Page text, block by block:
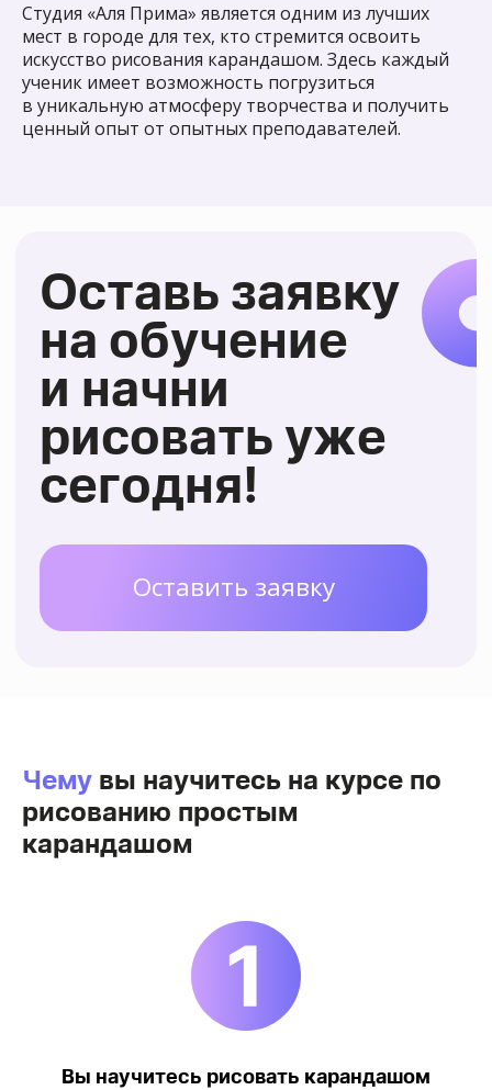
Студия «Аля Прима» является одним из лучших
мест в городе для тех, кто стремится освоить
искусство рисования карандашом. Здесь каждый
ученик имеет возможность погрузиться
в уникальную атмосферу творчества и получить
ценный опыт от опытных преподавателей.
Чему вы научитесь на курсе по
рисованию простым
карандашом
Вы научитесь рисовать карандашом
Приходи к нам
в любом возрасте
1
Приобрести новых,
интересных знакомых,
с которыми
вы на одной
волне
2
Освоить новое хобби
и отвлечься от рутины
3
выставлять свои работы
Оставь заявкуна
обучение рисованию!
Оставить заявку